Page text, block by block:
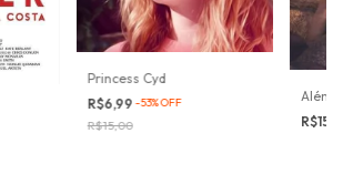
Princess Cyd
R$6,99-53%OFF
R$15,00
Além